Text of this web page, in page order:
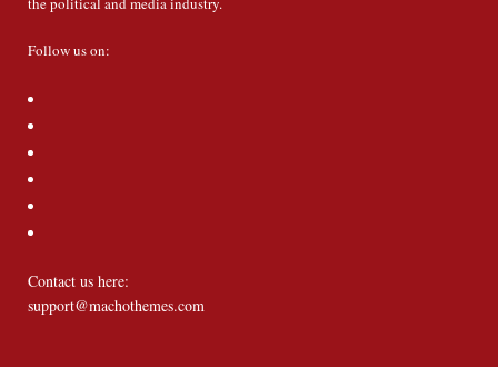
Follow us on:
Contact us here:
support@machothemes.com